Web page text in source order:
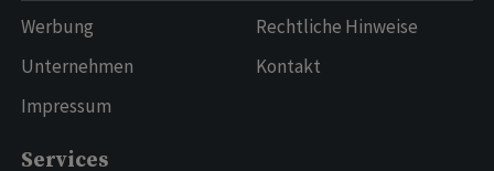
Werbung
Unternehmen
Impressum
Rechtliche Hinweise
Kontakt
Services